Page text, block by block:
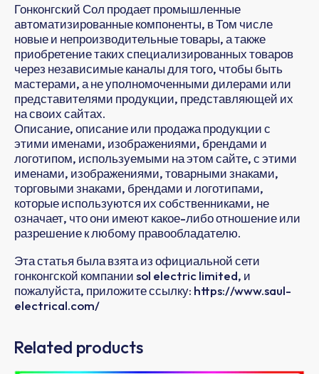
Гонконгский Сол продает промышленные
автоматизированные компоненты, в Том числе
новые и непроизводительные товары, а также
приобретение таких специализированных товаров
через независимые каналы для того, чтобы быть
мастерами, а не уполномоченными дилерами или
представителями продукции, представляющей их
на своих сайтах.
Описание, описание или продажа продукции с
этими именами, изображениями, брендами и
логотипом, используемыми на этом сайте, с этими
именами, изображениями, товарными знаками,
торговыми знаками, брендами и логотипами,
которые используются их собственниками, не
означает, что они имеют какое-либо отношение или
разрешение к любому правообладателю.
Эта статья была взята из официальной сети
гонконгской компании sol electric limited, и
пожалуйста, приложите ссылку: https://www.saul-
electrical.com/
Related products